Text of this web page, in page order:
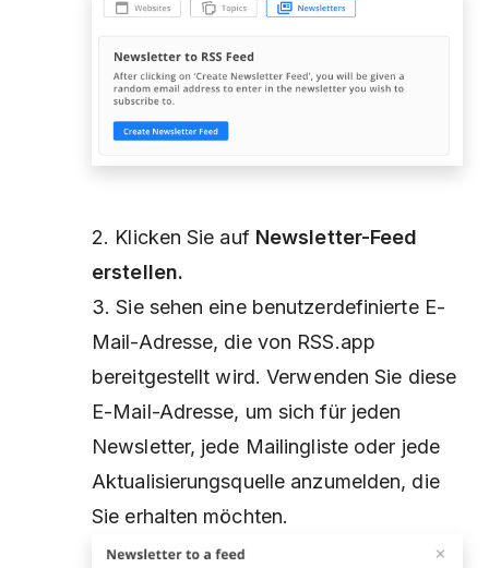
2. Klicken Sie auf Newsletter-Feed
erstellen.
3. Sie sehen eine benutzerdefinierte E-
Mail-Adresse, die von RSS.app
bereitgestellt wird. Verwenden Sie diese
E-Mail-Adresse, um sich für jeden
Newsletter, jede Mailingliste oder jede
Aktualisierungsquelle anzumelden, die
Sie erhalten möchten.